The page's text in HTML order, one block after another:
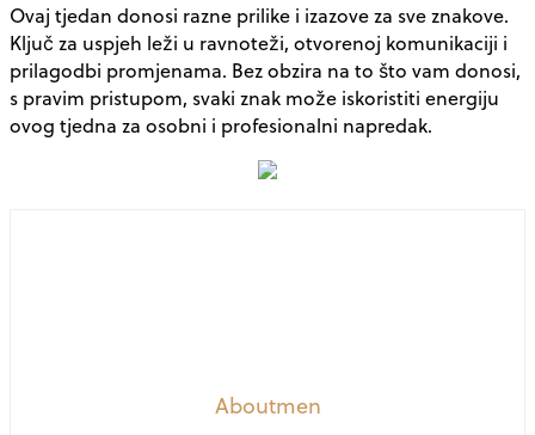
Ovaj tjedan donosi razne prilike i izazove za sve znakove.
Ključ za uspjeh leži u ravnoteži, otvorenoj komunikaciji i
prilagodbi promjenama. Bez obzira na to što vam donosi,
s pravim pristupom, svaki znak može iskoristiti energiju
ovog tjedna za osobni i profesionalni napredak.
Aboutmen